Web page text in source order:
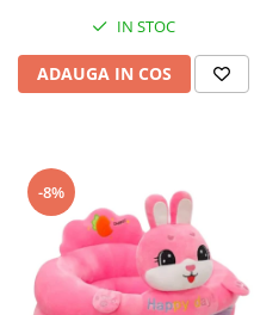
IN STOC
ADAUGA IN COS
-8%